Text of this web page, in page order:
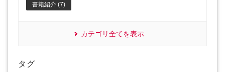
書籍紹介 (7)
カテゴリ全てを表示
タグ